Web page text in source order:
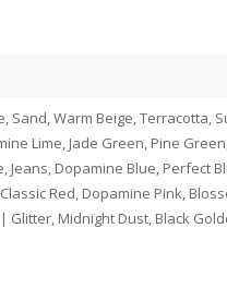
Warm Beige, Terracotta,
Lime, Jade Green, Pine
Dopamine Blue, Perfect
Red, Dopamine Pink,
Glitter, Midnight Dust, Black